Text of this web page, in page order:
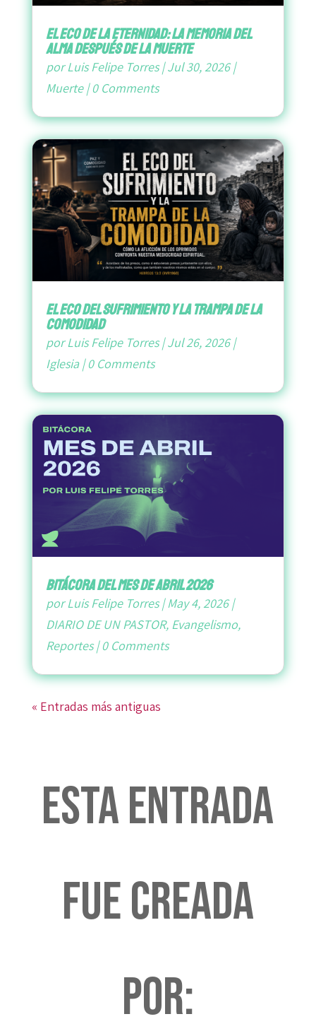
El Eco de la Eternidad: La Memoria del
Alma después de la Muerte
porLuis Felipe Torres|Jul 30, 2026|
Muerte|0 Comments
El Eco del Sufrimiento y la Trampa de la
Comodidad
porLuis Felipe Torres|Jul 26, 2026|
Iglesia|0 Comments
bitácora del mes de abril 2026
porLuis Felipe Torres|May 4, 2026|
DIARIO DE UN PASTOR, Evangelismo,
Reportes|0 Comments
« Entradas más antiguas
Esta entrada
fue creada
por: